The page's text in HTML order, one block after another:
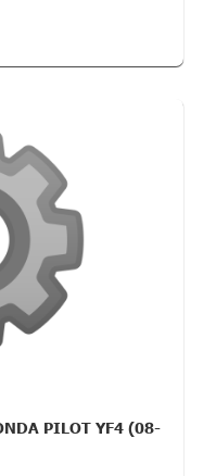
PILOT YF4 (08-